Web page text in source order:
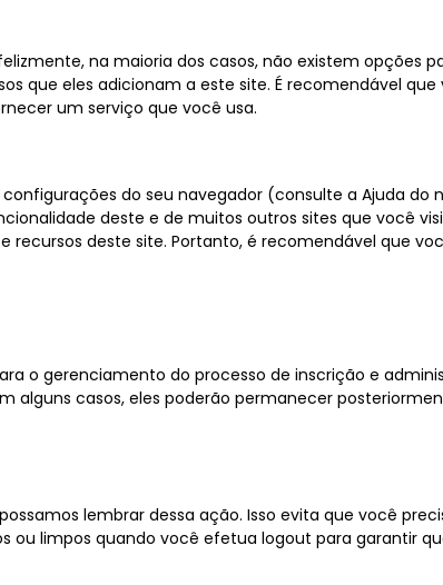
na maioria dos casos, não existem opções
que eles adicionam a este site. É recomendável
um serviço que você usa.
do seu navegador (consulte a Ajuda do
deste e de muitos outros sites que você
deste site. Portanto, é recomendável que
o gerenciamento do processo de inscrição e
alguns casos, eles poderão permanecer
lembrar dessa ação. Isso evita que você
ou limpos quando você efetua logout para garantir